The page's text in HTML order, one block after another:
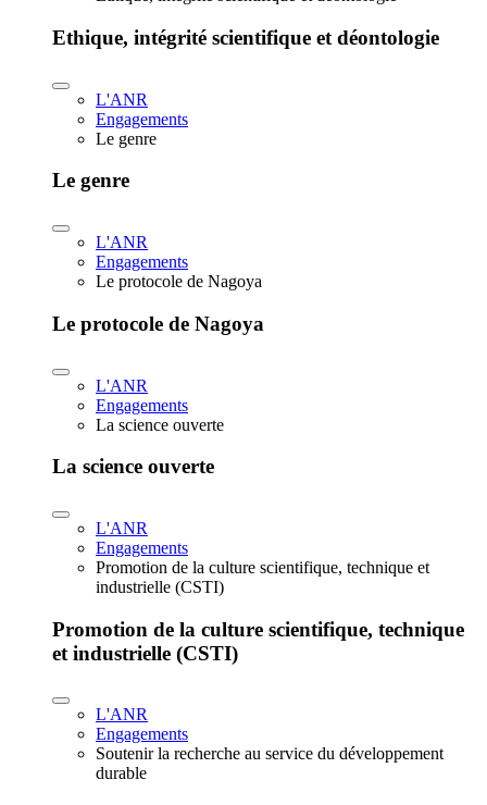
Ethique, intégrité scientifique et déontologie
L'ANR
Engagements
Le genre
Le genre
L'ANR
Engagements
Le protocole de Nagoya
Le protocole de Nagoya
L'ANR
Engagements
La science ouverte
La science ouverte
L'ANR
Engagements
Promotion de la culture scientifique, technique et
industrielle (CSTI)
Promotion de la culture scientifique, technique
et industrielle (CSTI)
L'ANR
Engagements
Soutenir la recherche au service du développement
durable